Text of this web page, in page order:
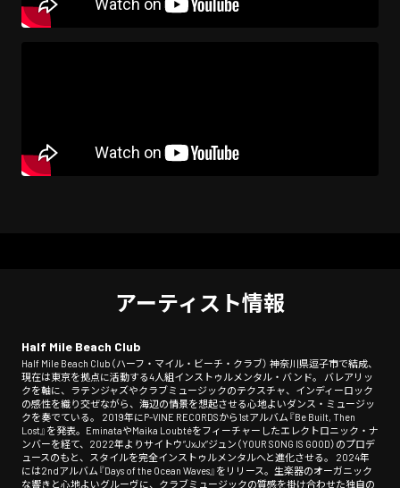
アーティスト情報
Half Mile Beach Club
Half Mile Beach Club（ハーフ・マイル・ビーチ・クラブ） 神奈川県逗子市で結成、
現在は東京を拠点に活動する4人組インストゥルメンタル・バンド。 バレアリッ
クを軸に、ラテンジャズやクラブミュージックのテクスチャ、インディーロック
の感性を織り交ぜながら、海辺の情景を想起させる心地よいダンス・ミュージッ
クを奏でている。 2019年にP-VINE RECORDSから1stアルバム『Be Built, Then
Lost』を発表。EminataやMaika Loubtéをフィーチャーしたエレクトロニック・ナ
ンバーを経て、2022年よりサイトウ“JxJx”ジュン（YOUR SONG IS GOOD）のプロデ
ュースのもと、スタイルを完全インストゥルメンタルへと進化させる。 2024年
には2ndアルバム『Days of the Ocean Waves』をリリース。生楽器のオーガニック
な響きと心地よいグルーヴに、クラブミュージックの質感を掛け合わせた独自の